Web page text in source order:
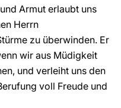
Armut erlaubt uns
Herrn
zu überwinden. Er
wir aus Müdigkeit
und verleiht uns den
voll Freude und